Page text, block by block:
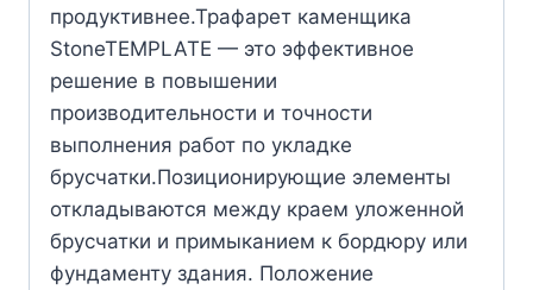
продуктивнее.Трафарет каменщика
StoneTEMPLATE — это эффективное
решение в повышении
производительности и точности
выполнения работ по укладке
брусчатки.Позиционирующие элементы
откладываются между краем уложенной
брусчатки и примыканием к бордюру или
фундаменту здания. Положение